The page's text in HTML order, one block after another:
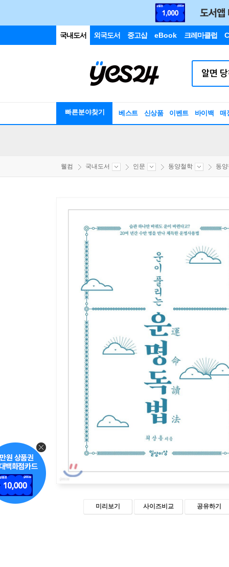
국내도서 외국도서 중고샵 eBook 크레마클럽
빠른분야찾기 베스트 신상품 이벤트 바이백 매
웰컴 국내도서 인문 동양철학 동
미리보기 사이즈비교 공유하기